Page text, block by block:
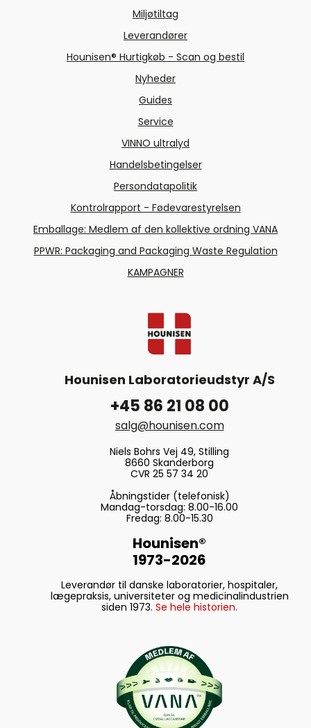
Miljøtiltag
Leverandører
Hounisen® Hurtigkøb - Scan og bestil
Nyheder
Guides
Service
VINNO ultralyd
Handelsbetingelser
Persondatapolitik
Kontrolrapport - Fødevarestyrelsen
Emballage: Medlem af den kollektive ordning VANA
PPWR: Packaging and Packaging Waste Regulation
KAMPAGNER
Hounisen Laboratorieudstyr A/S
+45 86 21 08 00
salg@hounisen.com
Niels Bohrs Vej 49, Stilling
8660 Skanderborg
CVR 25 57 34 20
Åbningstider (telefonisk)
Mandag-torsdag: 8.00-16.00
Fredag: 8.00-15.30
Hounisen®
1973-2026
Leverandør til danske laboratorier, hospitaler,
lægepraksis, universiteter og medicinalindustrien
siden 1973. Se hele historien.